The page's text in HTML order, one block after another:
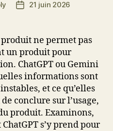
Date21 juin 2026
ne permet pas
un produit pour
ChatGPT ou Gemini
informations sont
et ce qu’elles
conclure sur l’usage,
produit. Examinons,
s’y prend pour